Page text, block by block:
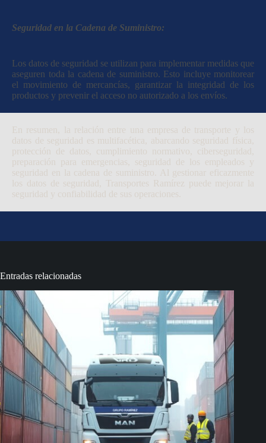
Seguridad en la Cadena de Suministro:
Los datos de seguridad se utilizan para implementar medidas que
aseguren toda la cadena de suministro. Esto incluye monitorear
el movimiento de mercancías, garantizar la integridad de los
productos y prevenir el acceso no autorizado a los envíos.
En resumen, la relación entre una empresa de transporte y los
datos de seguridad es multifacética, abarcando seguridad física,
protección de datos, cumplimiento normativo, ciberseguridad,
preparación para emergencias, seguridad de los empleados y
seguridad en la cadena de suministro. Al gestionar eficazmente
los datos de seguridad, Transportes Ramírez puede mejorar la
seguridad y confiabilidad de sus operaciones.
Entradas relacionadas